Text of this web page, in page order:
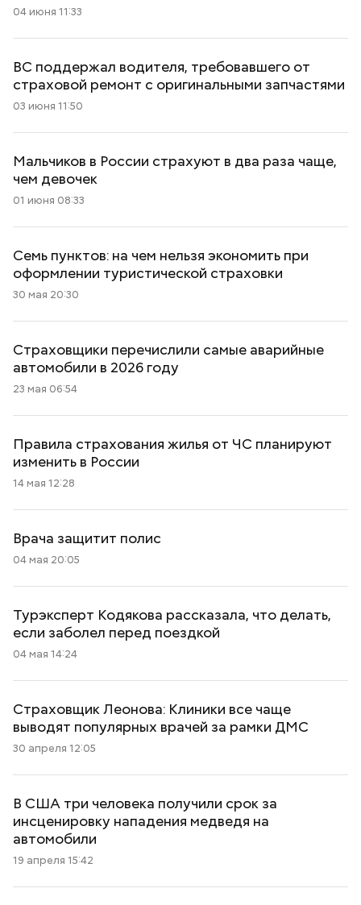
04 июня 11:33
ВС поддержал водителя, требовавшего от
страховой ремонт с оригинальными запчастями
03 июня 11:50
Мальчиков в России страхуют в два раза чаще,
чем девочек
01 июня 08:33
Семь пунктов: на чем нельзя экономить при
оформлении туристической страховки
30 мая 20:30
Страховщики перечислили самые аварийные
автомобили в 2026 году
23 мая 06:54
Правила страхования жилья от ЧС планируют
изменить в России
14 мая 12:28
Врача защитит полис
04 мая 20:05
Турэксперт Кодякова рассказала, что делать,
если заболел перед поездкой
04 мая 14:24
Страховщик Леонова: Клиники все чаще
выводят популярных врачей за рамки ДМС
30 апреля 12:05
В США три человека получили срок за
инсценировку нападения медведя на
автомобили
19 апреля 15:42